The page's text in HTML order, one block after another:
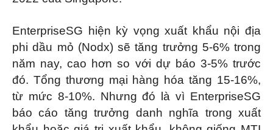
EnterpriseSG hiện kỳ vọng xuất khẩu nội địa
phi dầu mỏ (Nodx) sẽ tăng trưởng 5-6% trong
năm nay, cao hơn so với dự báo 3-5% trước
đó. Tổng thương mại hàng hóa tăng 15-16%,
từ mức 8-10%. Nhưng đó là vì EnterpriseSG
báo cáo tăng trưởng danh nghĩa trong xuất